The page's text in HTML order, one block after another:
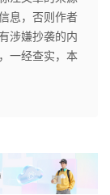
息，否则作者
涉嫌抄袭的内
一经查实，本